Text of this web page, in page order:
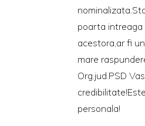
poarta intreaga
acestora,ar fi
mare
Org.jud.PSD
personala!